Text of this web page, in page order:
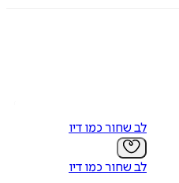
לב שחור כמו דיו
לב שחור כמו דיו